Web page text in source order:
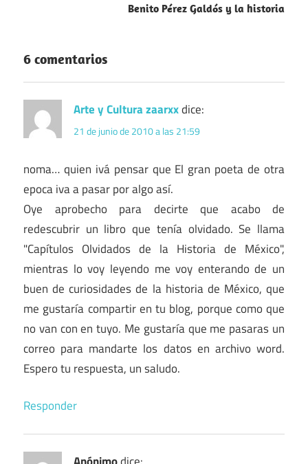
Benito Pérez Galdós y la historia
6 comentarios
Arte y Cultura zaarxxdice:
21 de junio de 2010 a las 21:59
noma… quien ivá pensar que El gran poeta de otra
epoca iva a pasar por algo así.
Oye aprobecho para decirte que acabo de
redescubrir un libro que tenía olvidado. Se llama
"Capítulos Olvidados de la Historia de México",
mientras lo voy leyendo me voy enterando de un
buen de curiosidades de la historia de México, que
me gustaría compartir en tu blog, porque como que
no van con en tuyo. Me gustaría que me pasaras un
correo para mandarte los datos en archivo word.
Espero tu respuesta, un saludo.
Responder